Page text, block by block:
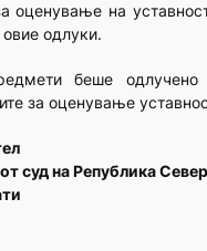
оценување на
одлуки.
беше
за оценување
суд на Република